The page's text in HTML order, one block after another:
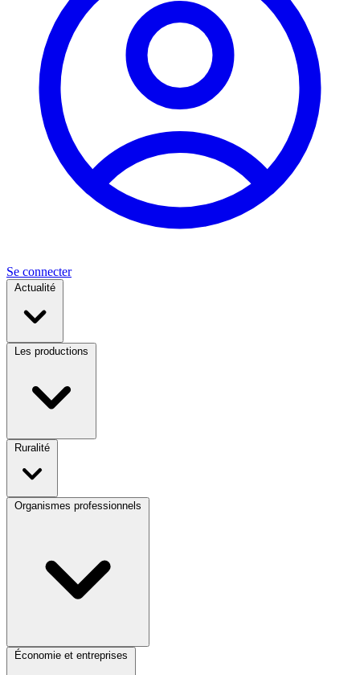
Se connecter
Actualité
Les productions
Ruralité
Organismes professionnels
Économie et entreprises